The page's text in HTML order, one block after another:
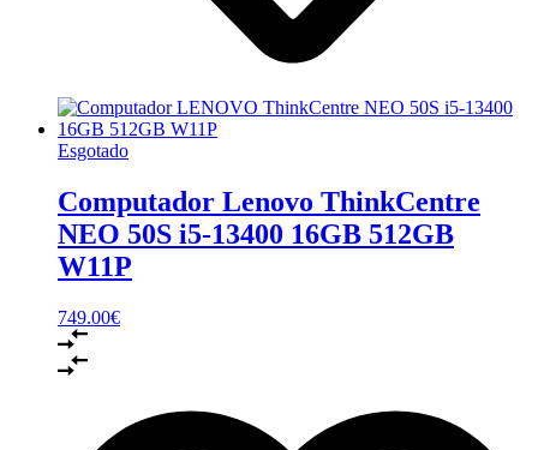
Esgotado
Computador Lenovo ThinkCentre
NEO 50S i5-13400 16GB 512GB
W11P
749.00€